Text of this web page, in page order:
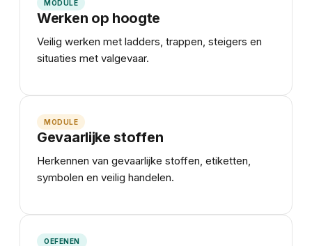
MODULE
Werken op hoogte
Veilig werken met ladders, trappen, steigers en
situaties met valgevaar.
MODULE
Gevaarlijke stoffen
Herkennen van gevaarlijke stoffen, etiketten,
symbolen en veilig handelen.
OEFENEN